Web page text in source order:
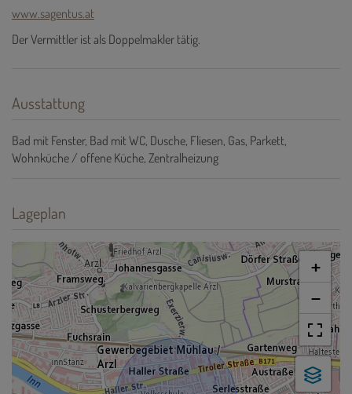
www.sagentus.at
Der Vermittler ist als Doppelmakler tätig.
Ausstattung
Bad mit Fenster Bad mit WC Dusche Fliesen Gas Parkett
Wohnküche / offene Küche Zentralheizung
Lageplan
+
−